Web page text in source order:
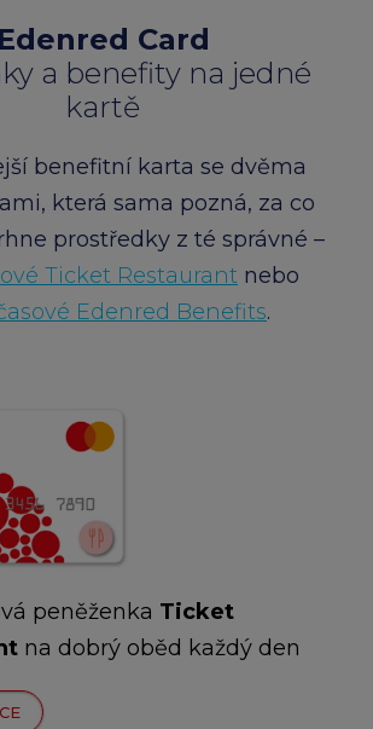
Edenred Card
a benefity na jedné
kartě
benefitní karta se dvěma
která sama pozná, za co
prostředky z té správné –
Ticket Restaurant nebo
Edenred Benefits.
peněženka Ticket
na dobrý oběd každý den